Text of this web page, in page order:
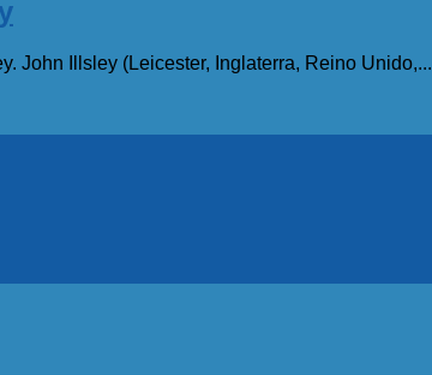
John Illsley (Leicester, Inglaterra, Reino Unido,...